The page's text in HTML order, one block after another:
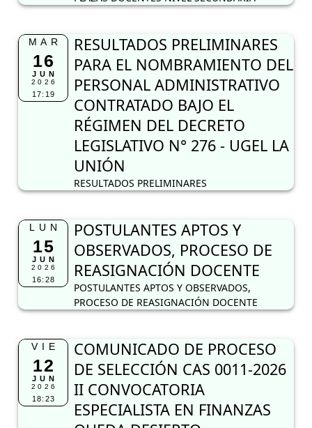
MAR
16
JUN
2026
17:19
RESULTADOS PRELIMINARES
PARA EL NOMBRAMIENTO DEL
PERSONAL ADMINISTRATIVO
CONTRATADO BAJO EL
RÉGIMEN DEL DECRETO
LEGISLATIVO N° 276 - UGEL LA
UNIÓN
RESULTADOS PRELIMINARES
LUN
15
JUN
2026
16:28
POSTULANTES APTOS Y
OBSERVADOS, PROCESO DE
REASIGNACIÓN DOCENTE
POSTULANTES APTOS Y OBSERVADOS,
PROCESO DE REASIGNACIÓN DOCENTE
VIE
12
JUN
2026
18:23
COMUNICADO DE PROCESO
DE SELECCIÓN CAS 0011-2026
II CONVOCATORIA
ESPECIALISTA EN FINANZAS